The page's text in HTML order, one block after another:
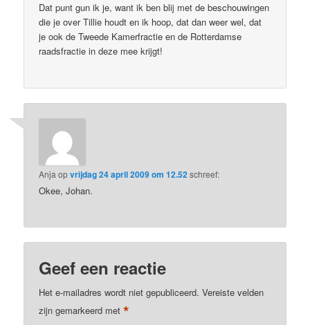
Dat punt gun ik je, want ik ben blij met de beschouwingen
die je over Tillie houdt en ik hoop, dat dan weer wel, dat
je ook de Tweede Kamerfractie en de Rotterdamse
raadsfractie in deze mee krijgt!
Anja opvrijdag 24 april 2009 om 12.52schreef:
Okee, Johan.
Geef een reactie
Het e-mailadres wordt niet gepubliceerd. Vereiste velden
zijn gemarkeerd met*